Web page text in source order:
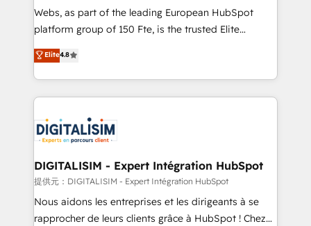
HubSpot pros 📊 Lead generation services using
HubSpot Why us? - SIX HubSpot Accreditations -
CRM, Solutions Architecture, Onboarding , Data
Migration, Custom Integration & Platform
team of 25+ experts Contact us today to help you
get more from your investment in HubSpot.
Webs, as part of the leading European HubSpot
platform group of 150 Fte, is the trusted Elite
HubSpot CRM Partner offering you a roadmap on
maximizing EBITDA and achieving Commercial
Excellence. With our targeted processes, we
strengthen your digital transformation and minimize
Implementation partner, we provide expertise to
drive your business forward. Since 2015 we are fully
dedicated to HubSpot and with an experienced
team (50+), we work with reputable companies in
B2B sectors such as manufacturing, SaaS and
business services. We prepare a customized
Elite4.8
DIGITALISIM - Expert Intégration HubSpot
提供元：DIGITALISIM - Expert Intégration HubSpot
Nous aidons les entreprises et les dirigeants à se
rapprocher de leurs clients grâce à HubSpot ! Chez